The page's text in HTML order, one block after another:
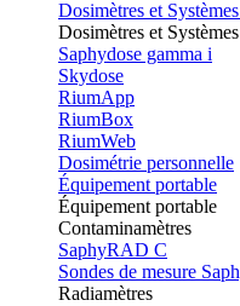
Dosimètres et
Dosimètres et
Saphydose gamma i
Skydose
RiumApp
RiumBox
RiumWeb
Dosimétrie personnelle
Équipement portable
Équipement portable
Contaminamètres
SaphyRAD C
Sondes de mesure
Radiamètres